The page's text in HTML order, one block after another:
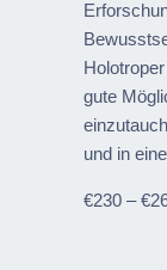
gute
und in
€230 –